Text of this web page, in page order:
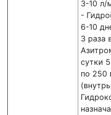
3-10 л/
-
6-10
3 раза
сутки
по 250